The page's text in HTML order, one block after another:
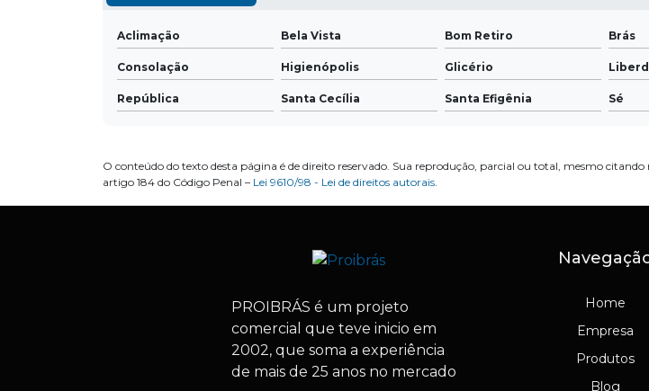
Aclimação Bela Vista Bom Retiro Brás
Consolação Higienópolis Glicério
República Santa Cecília Santa Efigênia Sé
O conteúdo do texto desta página é de direito reservado. Sua reprodução, parcial ou total, mesmo
artigo 184 do Código Penal – Lei 9610/98 - Lei de direitos autorais
PROIBRÁS é um projeto
comercial que teve inicio em
2002, que soma a experiência
de mais de 25 anos no mercado
Home
Empresa
Produtos
Blog